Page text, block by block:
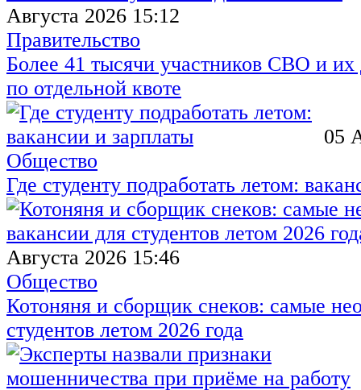
Августа 2026 15:12
Правительство
Более 41 тысячи участников СВО и их
по отдельной квоте
05
Общество
Где студенту подработать летом:
Августа 2026 15:46
Общество
Котоняня и сборщик снеков: самые
студентов летом 2026 года